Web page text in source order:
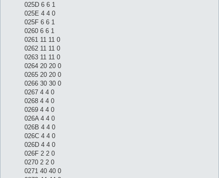
025D 6 6 1
025E 4 4 0
025F 6 6 1
0260 6 6 1
0261 11 11 0
0262 11 11 0
0263 11 11 0
0264 20 20 0
0265 20 20 0
0266 30 30 0
0267 4 4 0
0268 4 4 0
0269 4 4 0
026A 4 4 0
026B 4 4 0
026C 4 4 0
026D 4 4 0
026F 2 2 0
0270 2 2 0
0271 40 40 0